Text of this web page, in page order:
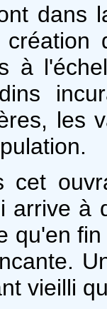
dans
à
les
cet
arrive à
qu'en
vieilli